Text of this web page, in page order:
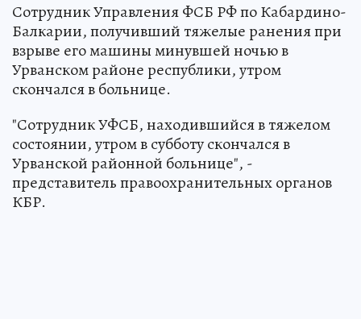
Сотрудник Управления ФСБ РФ по Кабардино-
Балкарии, получивший тяжелые ранения при
взрыве его машины минувшей ночью в
Урванском районе республики, утром
скончался в больнице.
"Сотрудник УФСБ, находившийся в тяжелом
состоянии, утром в субботу скончался в
Урванской районной больнице", -
представитель правоохранительных органов
КБР.